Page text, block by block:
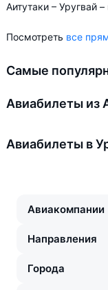
Аитутаки – Уругвай
Посмотреть все
Самые
Авиабилеты из
Авиабилеты в
Авиакомпании
Направления
Города